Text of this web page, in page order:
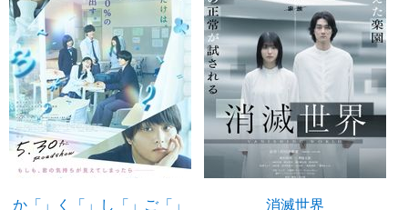
か「」く「」し「」ご「」
消滅世界